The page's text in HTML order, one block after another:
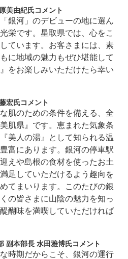
美由紀氏コメント
銀河」のデビューの地に選ん
栄です。星取県では、心をこ
ています。お客さまには、素
に地域の魅力もぜひ堪能して
をお楽しみいただけたら幸い
宏氏コメント
肌のための条件を備える、全
肌県』です。恵まれた気象条
美人の湯』として知られる温
富にあります。銀河の停車駅
えや島根の食材を使ったお土
足していただけるよう趣向を
てまいります。このたびの銀
の皆さまに山陰の魅力を知っ
醐味を満喫していただければ
副本部長 水田雅博氏コメント
時期だからこそ、銀河の運行